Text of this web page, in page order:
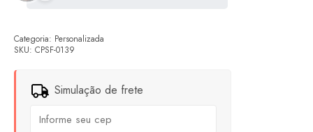
SKU: CPSF-0139
Categoria: Personalizada
Simulação de frete